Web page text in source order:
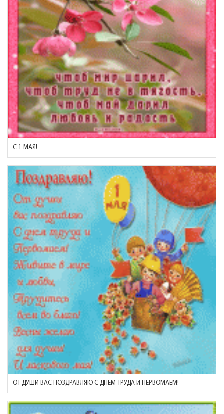
C 1 МАЯ!
ОТ ДУШИ ВАС ПОЗДРАВЛЯЮ С ДНЕМ ТРУДА И ПЕРВОМАЕМ!